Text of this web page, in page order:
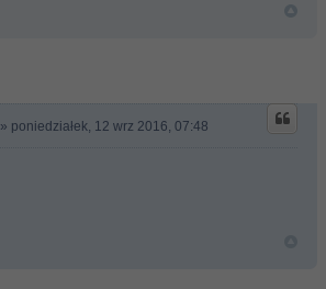
» poniedziałek, 12 wrz 2016, 07:48